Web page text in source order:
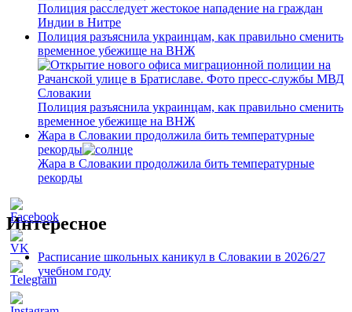
Полиция расследует жестокое нападение на граждан
Индии в Нитре
Полиция разъяснила украинцам, как правильно сменить
временное убежище на ВНЖ
Полиция разъяснила украинцам, как правильно сменить
временное убежище на ВНЖ
Жара в Словакии продолжила бить температурные
рекорды
Жара в Словакии продолжила бить температурные
рекорды
Интересное
Расписание школьных каникул в Словакии в 2026/27
учебном году